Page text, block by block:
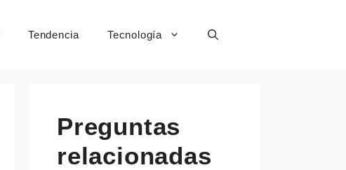
Tendencia Tecnología
Preguntas
relacionadas